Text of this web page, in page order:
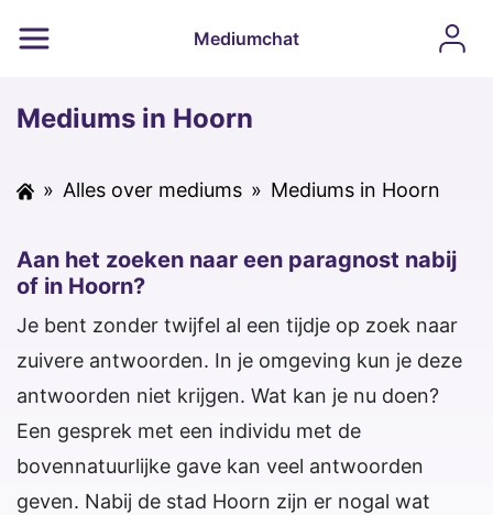
Mediumchat
Mediums in Hoorn
» Alles over mediums » Mediums in Hoorn
Aan het zoeken naar een paragnost nabij
of in Hoorn?
Je bent zonder twijfel al een tijdje op zoek naar
zuivere antwoorden. In je omgeving kun je deze
antwoorden niet krijgen. Wat kan je nu doen?
Een gesprek met een individu met de
bovennatuurlijke gave kan veel antwoorden
geven. Nabij de stad Hoorn zijn er nogal wat